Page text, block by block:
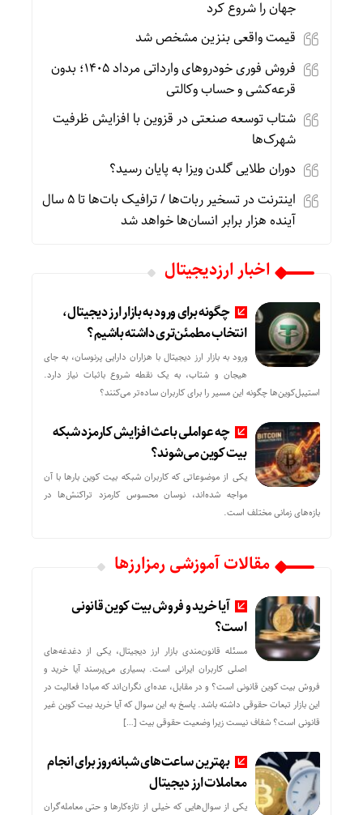
جهان را شروع کرد
قیمت واقعی بنزین مشخص شد
فروش فوری خودروهای وارداتی مرداد ۱۴۰۵؛ بدون
قرعه‌کشی و حساب وکالتی
شتاب توسعه صنعتی در قزوین با افزایش ظرفیت
شهرک‌ها
دوران طلایی گلدن ویزا به پایان رسید؟
اینترنت در تسخیر ربات‌ها / ترافیک بات‌ها تا ۵ سال
آینده هزار برابر انسان‌ها خواهد شد
اخبار ارزدیجیتال
چگونه برای ورود به بازار ارز دیجیتال،
انتخاب مطمئن‌تری داشته باشیم؟
ورود به بازار ارز دیجیتال با هزاران دارایی پرنوسان، به جای
هیجان و شتاب، به یک نقطه شروع باثبات نیاز دارد.
استیبل‌کوین‌ها چگونه این مسیر را برای کاربران ساده‌تر می‌کنند؟
چه عواملی باعث افزایش کارمزد شبکه
بیت کوین می‌شوند؟
یکی از موضوعاتی که کاربران شبکه بیت کوین بارها با آن
مواجه شده‌اند، نوسان محسوس کارمزد تراکنش‌ها در
بازه‌های زمانی مختلف است.
مقالات آموزشی رمزارزها
آیا خرید و فروش بیت کوین قانونی
است؟
مسئله قانون‌مندی بازار ارز دیجیتال، یکی از دغدغه‌های
اصلی کاربران ایرانی است. بسیاری می‌پرسند آیا خرید و
فروش بیت کوین قانونی است؟ و در مقابل، عده‌ای نگران‌اند که مبادا فعالیت در
این بازار تبعات حقوقی داشته باشد. پاسخ به این سوال که آیا خرید بیت کوین غیر
قانونی است؟ شفاف نیست زیرا وضعیت حقوقی بیت‌ […]
بهترین ساعت‌های شبانه‌روز برای انجام
معاملات ارز دیجیتال
یکی از سوال‌هایی که خیلی از تازه‌کارها و حتی معامله‌گران